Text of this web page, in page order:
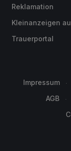
Reklamation
Kleinanzeigen
Trauerportal
Impressum
AGB